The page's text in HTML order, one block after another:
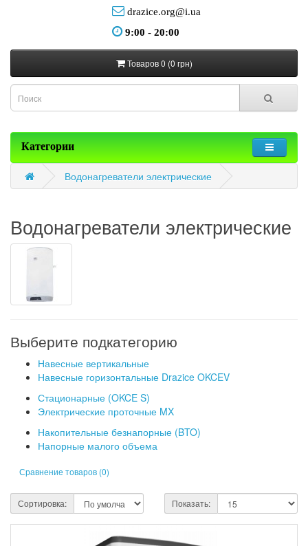
drazice.org@i.ua
9:00 - 20:00
Товаров 0 (0 грн)
Категории
Водонагреватели электрические
Водонагреватели электрические
Выберите подкатегорию
Навесные вертикальные
Навесные горизонтальные Drazice OKCEV
Стационарные (OKCE S)
Электрические проточные MX
Накопительные безнапорные (BTO)
Напорные малого объема
Сравнение товаров (0)
Сортировка: Показать: